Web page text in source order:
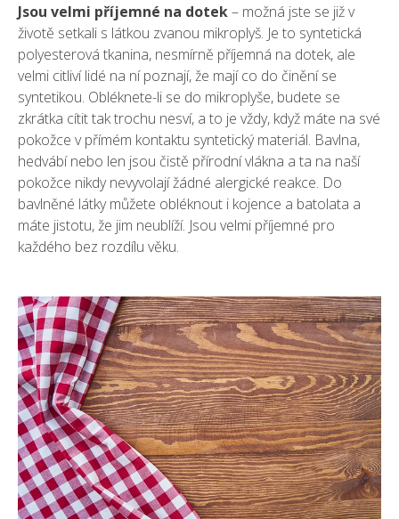
Jsou velmi příjemné na dotek– možná jste se již v
životě setkali s látkou zvanou mikroplyš. Je to syntetická
polyesterová tkanina, nesmírně příjemná na dotek, ale
velmi citliví lidé na ní poznají, že mají co do činění se
syntetikou. Obléknete-li se do mikroplyše, budete se
zkrátka cítit tak trochu nesví, a to je vždy, když máte na své
pokožce v přímém kontaktu syntetický materiál. Bavlna,
hedvábí nebo len jsou čistě přírodní vlákna a ta na naší
pokožce nikdy nevyvolají žádné alergické reakce. Do
bavlněné látky můžete obléknout i kojence a batolata a
máte jistotu, že jim neublíží. Jsou velmi příjemné pro
každého bez rozdílu věku.